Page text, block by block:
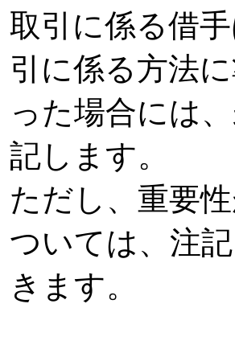
取引に係る借
引に係る方法
った場合には
記します。
ただし、重要
ついては、注
きます。